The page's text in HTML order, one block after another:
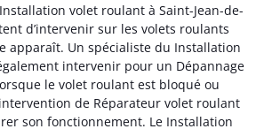
volet roulant à Saint-Jean-de-
d’intervenir sur les volets roulants
apparaît. Un spécialiste du Installation
intervenir pour un Dépannage
le volet roulant est bloqué ou
de Réparateur volet roulant
son fonctionnement. Le Installation